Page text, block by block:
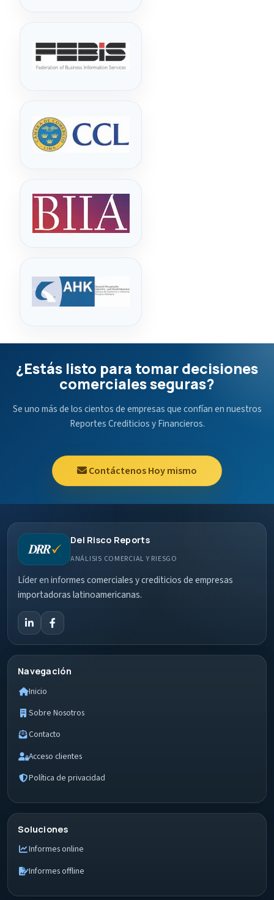
¿Estás listo para tomar decisiones
comerciales seguras?
Se uno más de los cientos de empresas que confían en nuestros
Reportes Crediticios y Financieros.
Contáctenos Hoy mismo
Del Risco Reports
ANÁLISIS COMERCIAL Y RIESGO
Líder en informes comerciales y crediticios de empresas
importadoras latinoamericanas.
Navegación
Inicio
Sobre Nosotros
Contacto
Acceso clientes
Política de privacidad
Soluciones
Informes online
Informes offline